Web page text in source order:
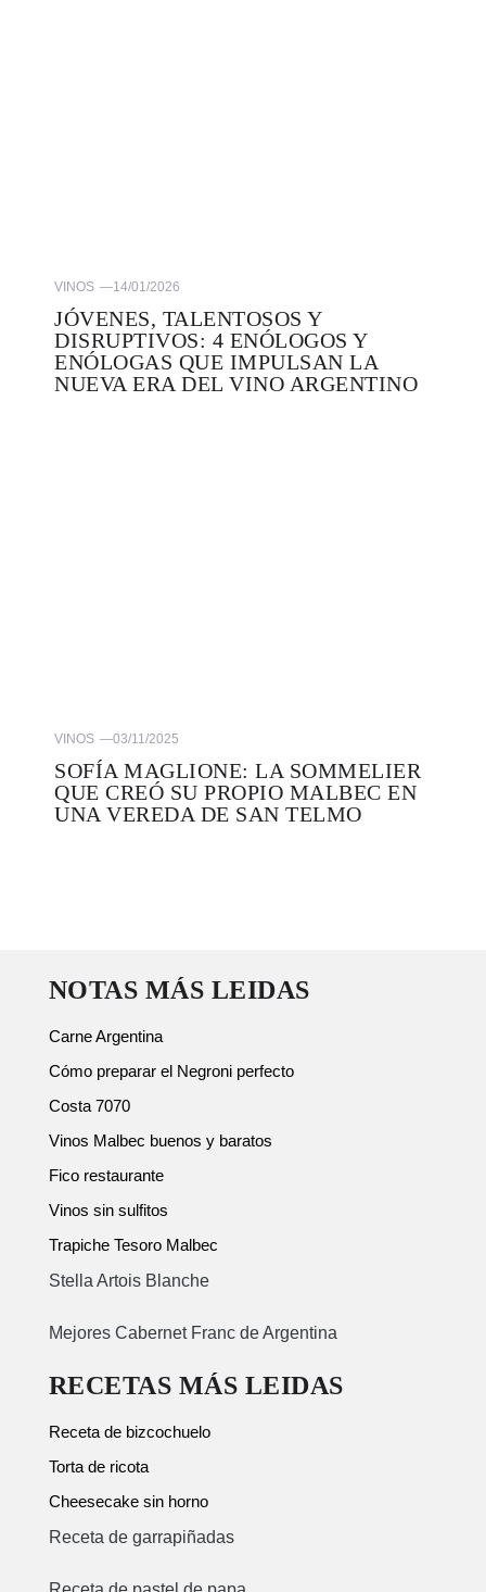
VINOS —14/01/2026
JÓVENES, TALENTOSOS Y
DISRUPTIVOS: 4 ENÓLOGOS Y
ENÓLOGAS QUE IMPULSAN LA
NUEVA ERA DEL VINO ARGENTINO
VINOS —03/11/2025
SOFÍA MAGLIONE: LA SOMMELIER
QUE CREÓ SU PROPIO MALBEC EN
UNA VEREDA DE SAN TELMO
NOTAS MÁS LEIDAS
Carne Argentina
Cómo preparar el Negroni perfecto
Costa 7070
Vinos Malbec buenos y baratos
Fico restaurante
Vinos sin sulfitos
Trapiche Tesoro Malbec
Stella Artois Blanche
Mejores Cabernet Franc de Argentina
RECETAS MÁS LEIDAS
Receta de bizcochuelo
Torta de ricota
Cheesecake sin horno
Receta de garrapiñadas